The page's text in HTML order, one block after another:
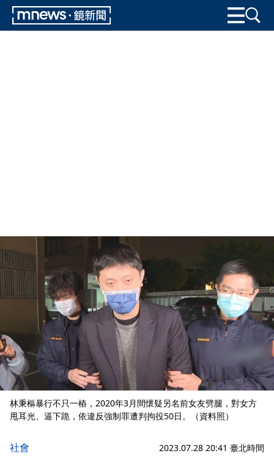
林秉樞暴行不只一樁，2020年3月間懷疑另名前女友劈腿，對女方
甩耳光、逼下跪，依違反強制罪遭判拘役50日。（資料照）
社會 2023.07.28 20:41 臺北時間